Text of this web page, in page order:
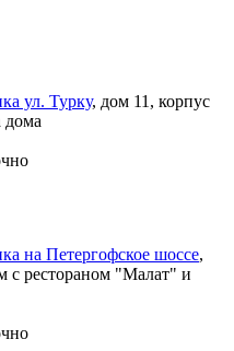
ул. Турку, дом 11, корпус
дома
на Петергофское шоссе,
с рестораном "Малат" и